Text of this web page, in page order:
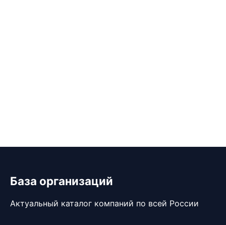
База организаций
Актуальный каталог компаний по всей России